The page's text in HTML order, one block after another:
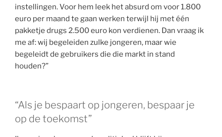
instellingen. Voor hem leek het absurd om voor 1.800
euro per maand te gaan werken terwijl hij met één
pakketje drugs 2.500 euro kon verdienen. Dan vraag ik
me af: wij begeleiden zulke jongeren, maar wie
begeleidt de gebruikers die die markt in stand
houden?”
“Als je bespaart op jongeren, bespaar je
op de toekomst”